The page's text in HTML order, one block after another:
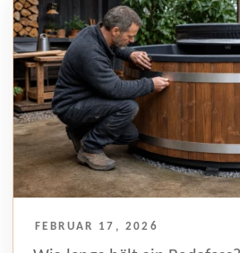
VERÖFFENTLICHT
FEBRUAR 17, 2026